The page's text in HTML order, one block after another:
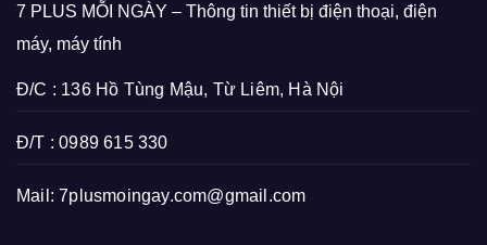
7 PLUS MỖI NGÀY – Thông tin thiết bị điện thoại, điện
máy, máy tính
Đ/C : 136 Hồ Tùng Mậu, Từ Liêm, Hà Nội
Đ/T : 0989 615 330
Mail:7plusmoingay.com@gmail.com